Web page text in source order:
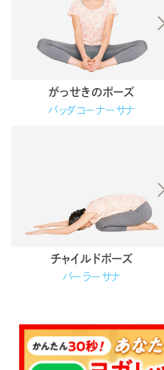
がっせきのポーズ
バッダコーナーサナ
チャイルドポーズ
バーラーサナ